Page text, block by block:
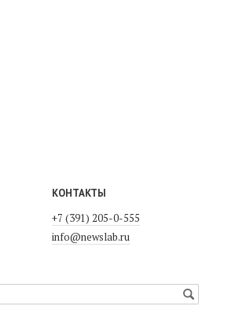
КОНТАКТЫ
+7 (391) 205-0-555
info@newslab.ru